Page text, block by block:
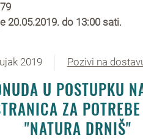
20.05.2019. do 13:00 sati.
2019 Pozivi na
U POSTUPKU
ZA
"NATURA DRNIŠ"